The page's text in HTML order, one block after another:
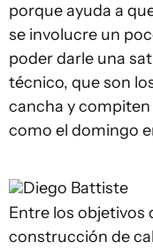
porque ayuda a
se involucre un
poder darle una
técnico, que son
cancha y
como el domingo
Diego Battiste
Entre los objetivos
construcción de